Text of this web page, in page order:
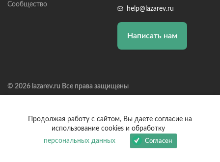
Сообщество
help@lazarev.ru
Написать нам
© 2026 lazarev.ru Все права защищены
Банк: ОАО "АЛЬФА-БАНК" БИК: 044525593, К/С:
30101810200000000593
Продолжая работу с сайтом, Вы даете согласие на
использование cookies и обработку
персональных данных
Согласен